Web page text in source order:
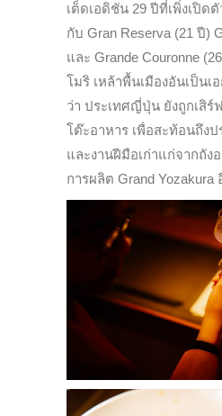
เต็ดเอดิชัน 29 ปีที่เพิ่งเปิด
กับ Gran Reserva (21 ปี)
และ Grande Couronne
โมริ เหล้าพื้นเมืองอันเป็น
ว่า ประเทศญี่ปุ่น ยังถูกเสิ
โต๊ะอาหาร เพื่อสะท้อนถึง
และงานฝีมือเก่าแก่จากถัง
การผลิต Grand Yozakura